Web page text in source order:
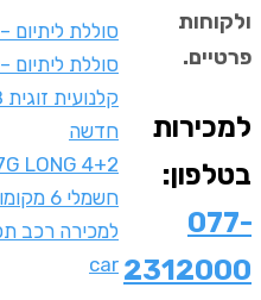
ולקוחות
פרטיים.
למכירות
בטלפון:
077-
2312000
סוללת ליתיום – BV10570T
סוללת ליתיום – BV10538S
חדשה
חשמלי 6 מקומות ליתיום
car